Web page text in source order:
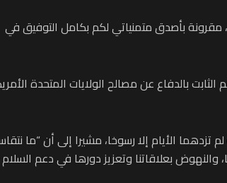
مقرونة بأصدق متمنياتي لكم بكامل التوفيق في
بالدفاع عن مصالح الولايات المتحدة
تزدهما الأيام إلا رسوخا، مشيرا إلى أن “ما
بعلاقاتنا وتعزيز دورها في دعم السلام